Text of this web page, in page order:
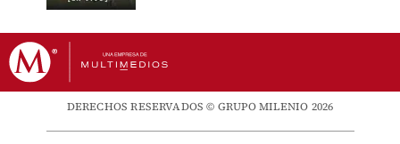
DERECHOS RESERVADOS © GRUPO MILENIO 2026